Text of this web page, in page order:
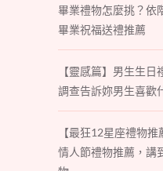
畢業禮物怎麼挑？依
畢業祝福送禮推薦
【靈感篇】男生生
調查告訴妳男生喜歡
【最狂12星座禮物
情人節禮物推薦，講